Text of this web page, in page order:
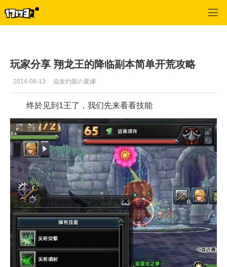
玩家分享 翔龙王的降临副本简单开荒攻略
2014-08-13 焱发灼眼の夏娜
终於见到1王了，我们先来看看技能